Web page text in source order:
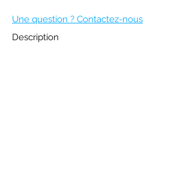
Une question ? Contactez-nous
Description